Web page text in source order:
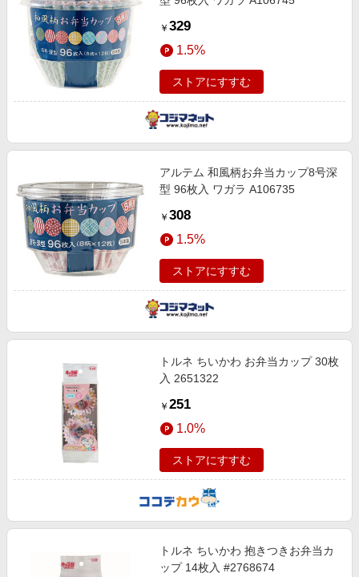
￥ 329
1.5%
ストアにすすむ
アルテム 和風柄お弁当カップ8号深
型 96枚入 ワガラ A106735
￥ 308
1.5%
ストアにすすむ
トルネ ちいかわ お弁当カップ 30枚
入 2651322
￥ 251
1.0%
ストアにすすむ
トルネ ちいかわ 抱きつきお弁当カ
ップ 14枚入 #2768674